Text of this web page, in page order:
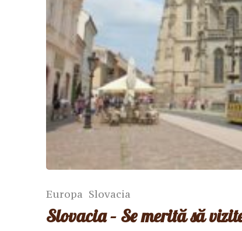
Europa Slovacia
Slovacia – Se merită să